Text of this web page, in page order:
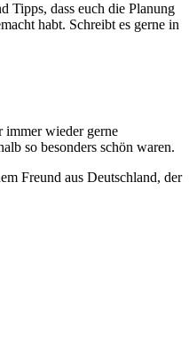
Tipps, dass euch die Planung
habt. Schreibt es gerne in
immer wieder gerne
so besonders schön waren.
Freund aus Deutschland, der